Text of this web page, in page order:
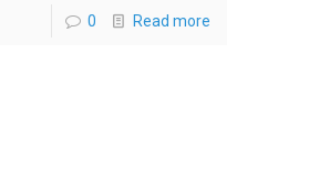
0 Read more